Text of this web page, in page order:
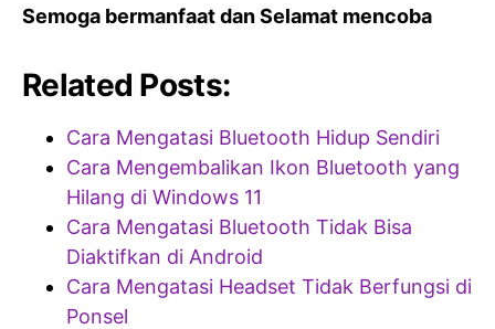
Semoga bermanfaat dan Selamat mencoba
Related Posts:
Cara Mengatasi Bluetooth Hidup Sendiri
Cara Mengembalikan Ikon Bluetooth yang
Hilang di Windows 11
Cara Mengatasi Bluetooth Tidak Bisa
Diaktifkan di Android
Cara Mengatasi Headset Tidak Berfungsi di
Ponsel